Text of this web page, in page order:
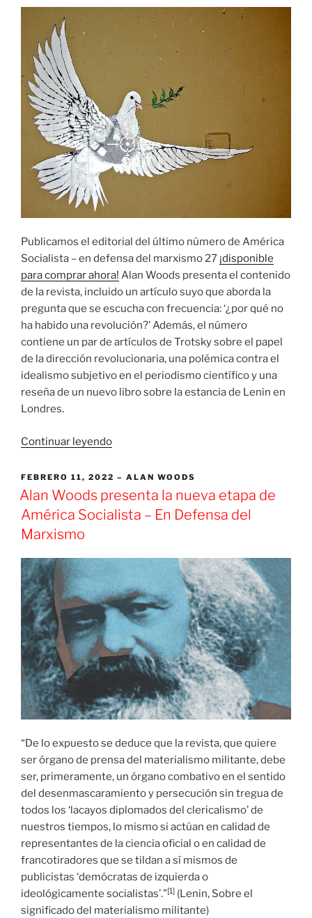
Publicamos el editorial del último número de América
Socialista – en defensa del marxismo 27 ¡disponible
para comprar ahora! Alan Woods presenta el contenido
de la revista, incluido un artículo suyo que aborda la
pregunta que se escucha con frecuencia: ‘¿por qué no
ha habido una revolución?’ Además, el número
contiene un par de artículos de Trotsky sobre el papel
de la dirección revolucionaria, una polémica contra el
idealismo subjetivo en el periodismo científico y una
reseña de un nuevo libro sobre la estancia de Lenin en
Londres.
Continuar leyendo«Guerra
Paz»
PUBLICADO
EL
FEBRERO 11, 2022 ALAN WOODS
Alan Woods presenta la nueva etapa de
América Socialista – En Defensa del
Marxismo
“De lo expuesto se deduce que la revista, que quiere
ser órgano de prensa del materialismo militante, debe
ser, primeramente, un órgano combativo en el sentido
del desenmascaramiento y persecución sin tregua de
todos los ‘lacayos diplomados del clericalismo’ de
nuestros tiempos, lo mismo si actúan en calidad de
representantes de la ciencia oficial o en calidad de
francotiradores que se tildan a sí mismos de
publicistas ‘demócratas de izquierda o
ideológicamente socialistas’.”[1] (Lenin, Sobre el
significado del materialismo militante)